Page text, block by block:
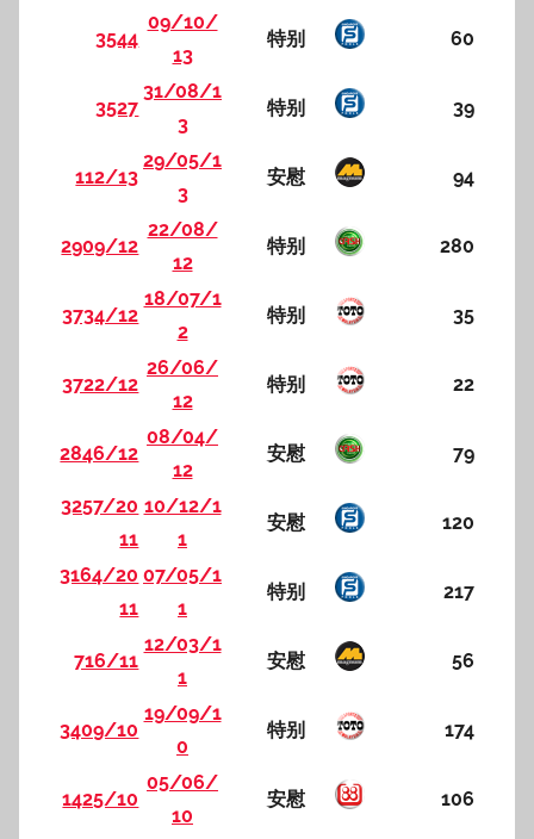
3544
09/10/
13
特别 60
3527
31/08/1
3
特别 39
112/13
29/05/1
3
安慰 94
2909/12
22/08/
12
特别 280
3734/12
18/07/1
2
特别 35
3722/12
26/06/
12
特别 22
2846/12
08/04/
12
安慰 79
3257/20
11
10/12/1
1
安慰 120
3164/20
11
07/05/1
1
特别 217
716/11
12/03/1
1
安慰 56
3409/10
19/09/1
0
特别 174
1425/10
05/06/
10
安慰 106